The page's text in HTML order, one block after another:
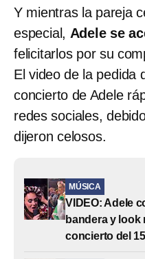
Y mientras la pareja
especial, Adele se
felicitarlos por su
El video de la pedida
concierto de Adele
redes sociales,
dijeron celosos.
MÚSICA
VIDEO: Adele
bandera y
concierto del